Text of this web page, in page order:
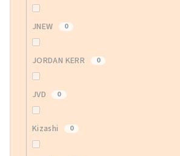
JNEW 0
JORDAN KERR 0
JVD 0
Kizashi 0